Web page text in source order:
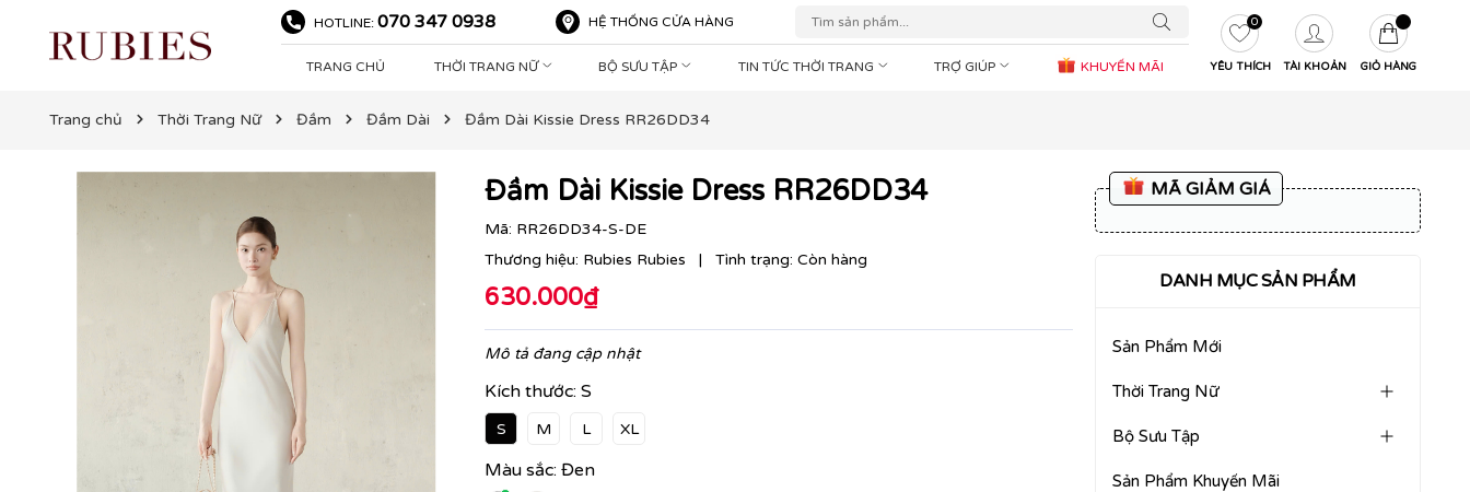
HOTLINE: 070 347 0938 HỆ THỐNG CỬA HÀNG
TRANG CHỦ THỜI TRANG NỮ BỘ SƯU TẬP TIN TỨC THỜI TRANG TRỢ GIÚP KHUYẾN MÃI YÊU THÍCH
0
TÀI KHOẢN GIỎ HÀNG
Trang chủ Thời Trang Nữ Đầm Đầm Dài Đầm Dài Kissie Dress RR26DD34
Đầm Dài Kissie Dress RR26DD34
Mã: RR26DD34-S-DE
Thương hiệu: Rubies Rubies | Tình trạng: Còn hàng
630.000₫
Mô tả đang cập nhật
Kích thước:S
S M L XL
Màu sắc:Đen
MÃ GIẢM GIÁ
DANH MỤC SẢN PHẨM
Sản Phẩm Mới
Thời Trang Nữ
Bộ Sưu Tập
Sản Phẩm Khuyến Mãi